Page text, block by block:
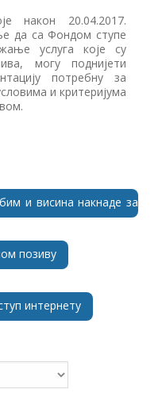
након 20.04.2017.
да са Фондом ступе
услуга које су
могу поднијети
потребну за
и критеријума
и висина накнаде за
позиву
интернету